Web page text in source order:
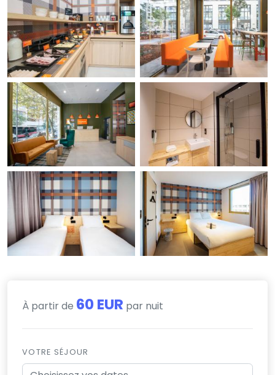
À partir de 60 EUR par nuit
VOTRE SÉJOUR